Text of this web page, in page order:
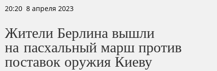
20:20 8 апреля 2023
Жители Берлина вышли
на пасхальный марш против
поставок оружия Киеву